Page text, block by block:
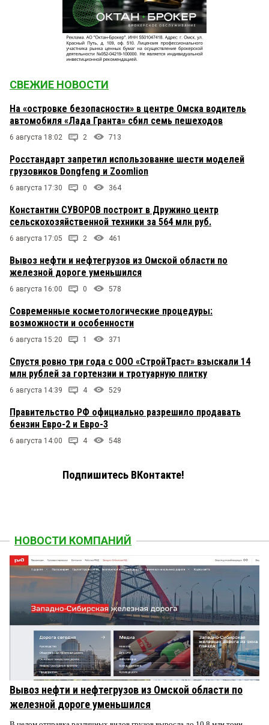
СВЕЖИЕ НОВОСТИ
На «островке безопасности» в центре Омска водитель
автомобиля «Лада Гранта» сбил семь пешеходов
6 августа 18:02 2 713
Росстандарт запретил использование шести моделей
грузовиков Dongfeng и Zoomlion
6 августа 17:30 0 364
Константин СУВОРОВ построит в Дружино центр
сельскохозяйственной техники за 564 млн руб.
6 августа 17:05 2 461
Вывоз нефти и нефтегрузов из Омской области по
железной дороге уменьшился
6 августа 16:00 0 578
Современные косметологические процедуры:
возможности и особенности
6 августа 15:20 1 371
Спустя ровно три года с ООО «СтройТраст» взыскали 14
млн рублей за гортензии и тротуарную плитку
6 августа 14:39 4 529
Правительство РФ официально разрешило продавать
бензин Евро-2 и Евро-3
6 августа 14:00 4 548
Подпишитесь ВКонтакте!
НОВОСТИ КОМПАНИЙ
Вывоз нефти и нефтегрузов из Омской области по
железной дороге уменьшился